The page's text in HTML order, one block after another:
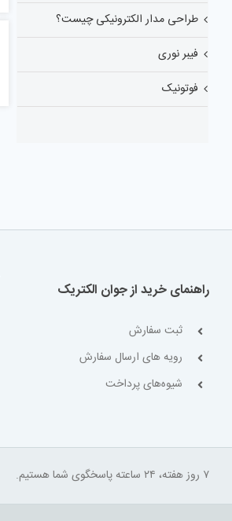
طراحی مدار الکترونیکی چیست؟
فیبر نوری
فوتونیک
راهنمای خرید از جوان الکتریک
ثبت سفارش
رویه های ارسال سفارش
شیوه‌های پرداخت
۷ روز هفته، ۲۴ ساعته پاسخگوی شما هستیم.